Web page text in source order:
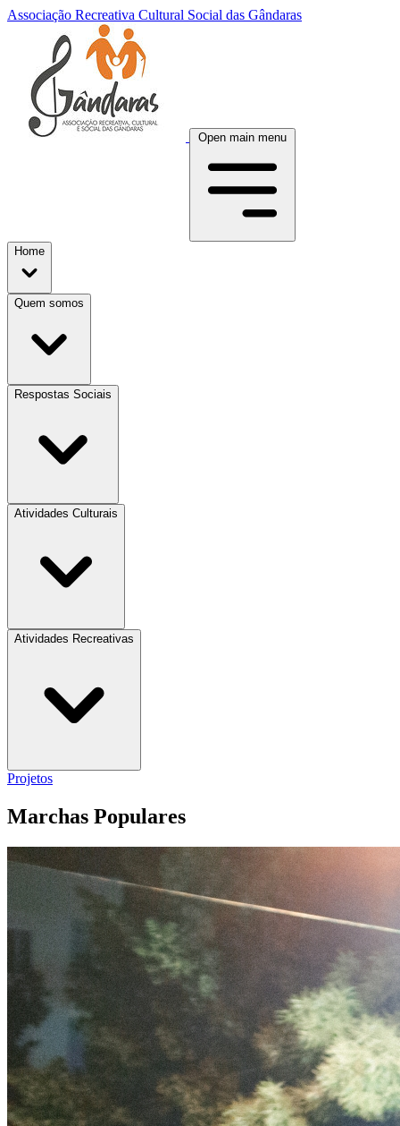
Associação Recreativa Cultural Social das Gândaras
Open main menu
Home
Quem somos
Respostas Sociais
Atividades Culturais
Atividades Recreativas
Projetos
Marchas Populares